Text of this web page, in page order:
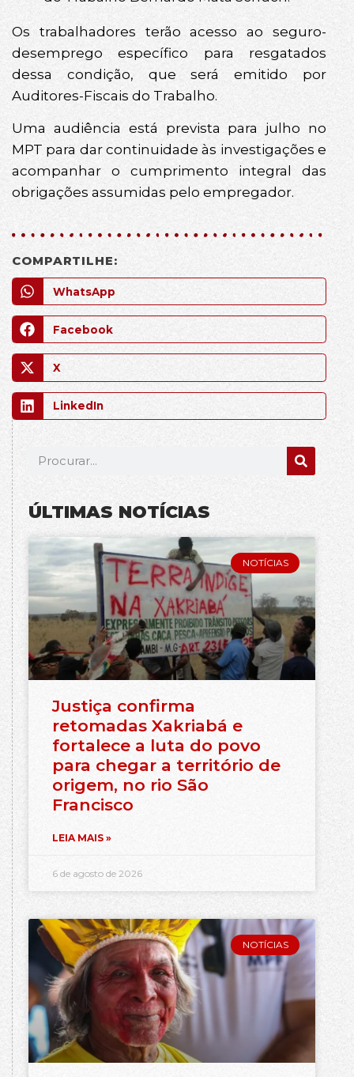
Os trabalhadores terão acesso ao seguro-
desemprego específico para resgatados
dessa condição, que será emitido por
Auditores-Fiscais do Trabalho.
Uma audiência está prevista para julho no
MPT para dar continuidade às investigações e
acompanhar o cumprimento integral das
obrigações assumidas pelo empregador.
COMPARTILHE:
WhatsApp
Facebook
X
LinkedIn
ÚLTIMAS NOTÍCIAS
NOTÍCIAS
Justiça confirma
retomadas Xakriabá e
fortalece a luta do povo
para chegar a território de
origem, no rio São
Francisco
LEIA MAIS »
6 de agosto de 2026
NOTÍCIAS